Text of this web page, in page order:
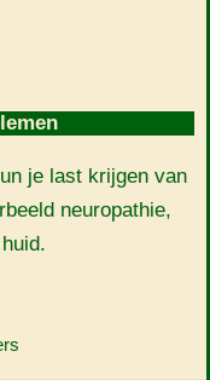
je last krijgen van
neuropathie,